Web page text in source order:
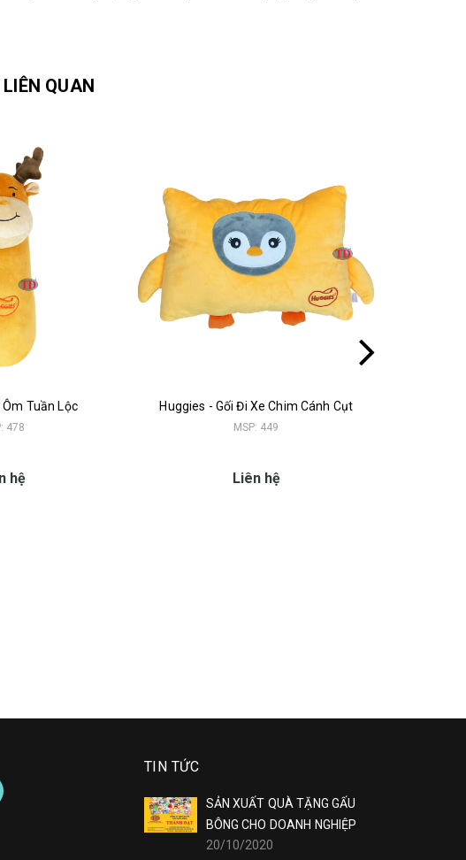
QUAN
Ôm Tuần Lộc
478
hệ
Huggies - Gối Đi Xe Chim Cánh Cụt
MSP: 449
Liên hệ
TIN TỨC
SẢN XUẤT QUÀ TẶNG GẤU
BÔNG CHO DOANH NGHIỆP
20/10/2020